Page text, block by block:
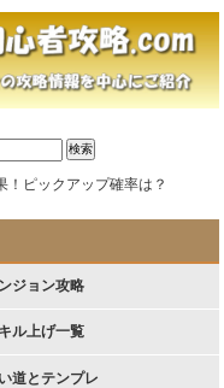
！ピックアップ確率は？
ジョン攻略
ル上げ一覧
道とテンプレ